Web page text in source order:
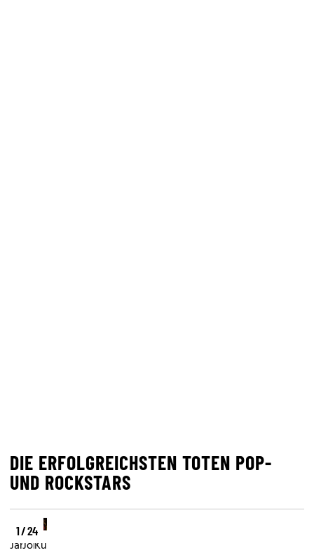
DIE ERFOLGREICHSTEN TOTEN POP-
UND ROCKSTARS
1 / 24
JanisJohn
Kurt